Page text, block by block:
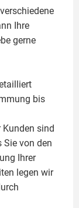
Ihre
gerne
bis
Kunden sind
Sie von den
Ihrer
legen wir